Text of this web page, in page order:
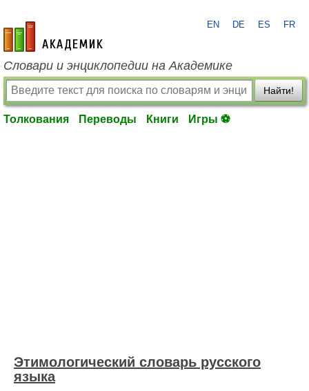
academic.ru
EN DE ES FR
Словари и энциклопедии на Академике
Найти!
Толкования Переводы Книги Игры ⚽
Этимологический словарь русского
языка